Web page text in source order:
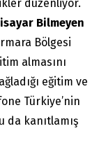
düzenliyor.
Bilmeyen
Bölgesi
almasını
eğitim ve
Türkiye’nin
kanıtlamış